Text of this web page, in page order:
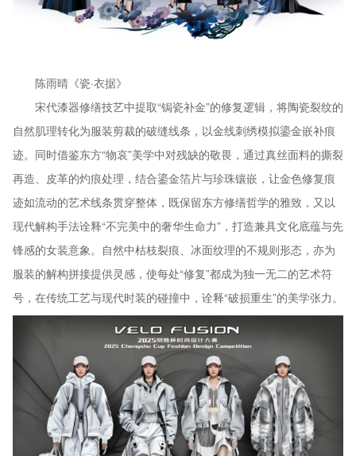
陈雨晴《瓷·衣据》
宋代漆器修缮技艺中提取“锔瓷补金”的修复逻辑，将陶瓷裂纹的
自然肌理转化为服装剪裁的破缝线条，以金线刺绣模拟鎏金嵌补痕
迹。同时借鉴东方“物哀”美学中对残缺的敬畏，通过真丝面料的撕裂
再造、皮革的灼痕处理，结合鎏金箔片与珍珠镶嵌，让金色修复痕
迹如流动的艺术线条贯穿整体，既保留东方修缮哲学的雅致，又以
现代解构手法诠释“不完美中的奢华生命力”，打造兼具文化底蕴与先
锋感的女装意象。自然中枯枝裂痕、冰面纹理的不规则形态，亦为
服装的解构拼接提供灵感，使每处“修复”都成为独一无二的艺术符
号，在传统工艺与现代时装的碰撞中，诠释“破损重生”的美学张力。